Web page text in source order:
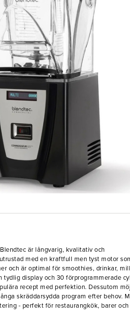
är långvarig, kvalitativ och
med en kraftfull men tyst motor
och är optimal för smoothies, drinkar,
tydlig display och 30 förprogrammerade
recept med perfektion. Dessutom
skräddarsydda program efter behov.
- perfekt för restaurangkök, barer och